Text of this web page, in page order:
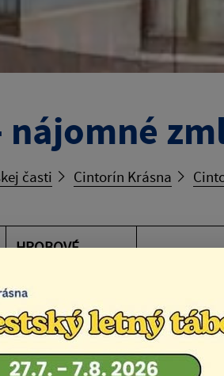
časti Cintorín Krásna
HROBOVÉ
02/140 - A572 Zmluva
02/139-A Zmluva